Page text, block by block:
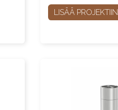
LISÄÄ PROJEKTIIN